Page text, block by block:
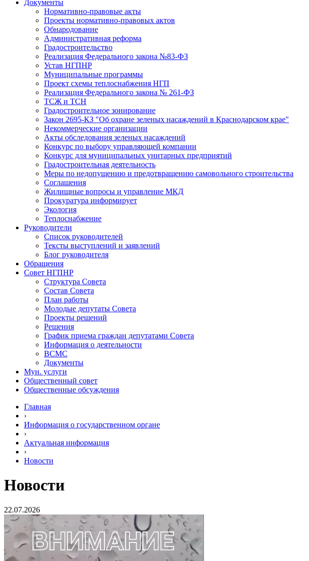
Документы
Нормативно-правовые акты
Проекты нормативно-правовых актов
Обнародование
Административная реформа
Градостроительство
Реализация Федерального закона №83-ФЗ
Устав НГПНР
Муниципальные программы
Проект схемы теплоснабжения НГП
Реализация Федерального закона № 261-ФЗ
ТСЖ и ТСН
Градостроительное зонирование
Закон 2695-КЗ "Об охране зеленых насаждений в Краснодарском крае"
Некоммерческие организации
Акты обследования зеленых насаждений
Конкурс по выбору управляющей компании
Конкурс для муниципальных унитарных предприятий
Градостроительная деятельность
Меры по недопущению и предотвращению самовольного строительства
Соглашения
Жилищные вопросы и управление МКД
Прокуратура информирует
Экология
Теплоснабжение
Руководители
Список руководителей
Тексты выступлений и заявлений
Блог руководителя
Обращения
Совет НГПНР
Структура Совета
Состав Совета
План работы
Молодые депутаты Совета
Проекты решений
Решения
График приема граждан депутатами Совета
Информация о деятельности
ВСМС
Документы
Мун. услуги
Общественный совет
Общественные обсуждения
Главная
›
Информация о государственном органе
›
Актуальная информация
›
Новости
Новости
22.07.2026